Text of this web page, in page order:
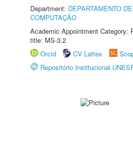
Department: DEPARTAMENTO
COMPUTAÇÃO
Academic Appointment Category:
title: MS-3.2
Orcid
CV Lattes
Repositório Institucional